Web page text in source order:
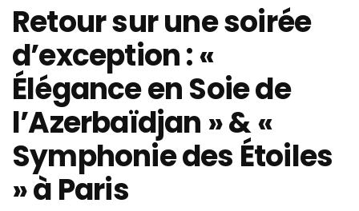
Retour sur une soirée
d’exception : «
Élégance en Soie de
l’Azerbaïdjan » & «
Symphonie des Étoiles
» à Paris